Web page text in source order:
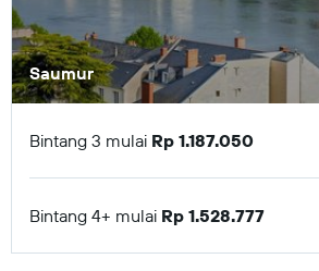
Saumur
Bintang 3 mulai Rp 1.187.050
Bintang 4+ mulai Rp 1.528.777